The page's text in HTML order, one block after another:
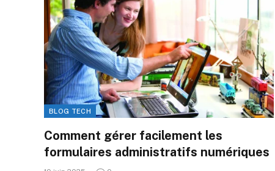
BLOG TECH
Comment gérer facilement les
formulaires administratifs numériques